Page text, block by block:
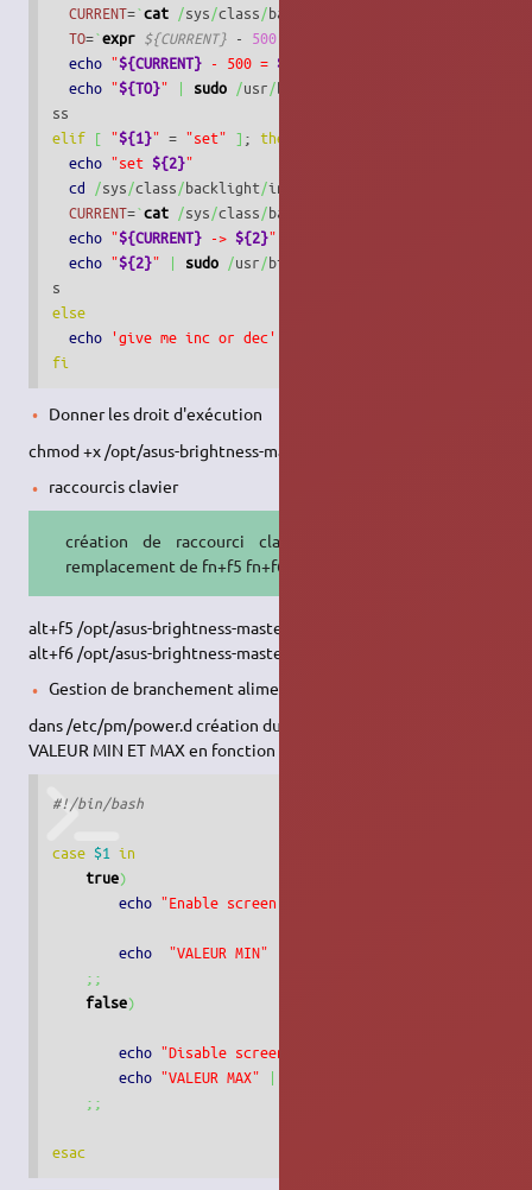
CURRENT=`cat /sys/class/backlight
TO=`expr ${CURRENT} - 500
echo "${CURRENT} - 500 = ${TO}
echo "${TO}" | sudo /usr/bin
elif [ "${1}" = "set" ] ; then
echo "set ${2}"
cd /sys/class/backlight/intel_backlight
CURRENT=`cat /sys/class/backlight
echo "${CURRENT} -> ${2}"
echo "${2}" | sudo /usr/bin
else
echo 'give me inc or dec'
fi
Donner les droit d'exécution
chmod +x /opt/asus-brightness-master/bin/asus-brightness
raccourcis clavier
création de raccourci clavier en
remplacement de fn+f5 fn+f6
alt+f5 /opt/asus-brightness-master/bin/asus-brightness dec
alt+f6 /opt/asus-brightness-master/bin/asus-brightness inc
Gestion de branchement alimentation et sur batterie
dans /etc/pm/power.d création du fichier
VALEUR MIN ET MAX en fonction de configuration
#!/bin/bash
case $1 in
true)
echo "Enable screen power saving"
echo "VALEUR MIN"
;;
false)
echo "Disable screen power saving"
echo "VALEUR MAX" |
;;
esac